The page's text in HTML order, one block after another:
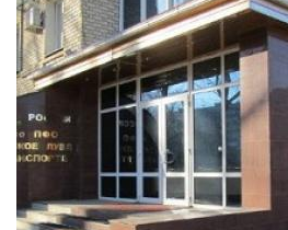
в
Перелюбском
районе